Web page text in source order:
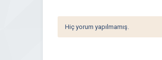
Hiç yorum yapılmamış.